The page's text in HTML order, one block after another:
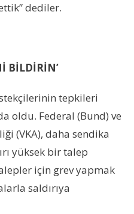
dediler.
BİLDİRİN’
tepkileri
oldu. Federal (Bund) ve
(VKA), daha sendika
yüksek bir talep
için grev yapmak
saldırıya